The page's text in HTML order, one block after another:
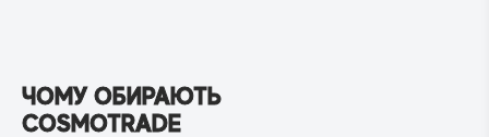
ЧОМУ ОБИРАЮТЬ
COSMOTRADE